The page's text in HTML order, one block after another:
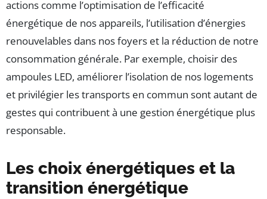
actions comme l’optimisation de l’efficacité
énergétique de nos appareils, l’utilisation d’énergies
renouvelables dans nos foyers et la réduction de notre
consommation générale. Par exemple, choisir des
ampoules LED, améliorer l’isolation de nos logements
et privilégier les transports en commun sont autant de
gestes qui contribuent à une gestion énergétique plus
responsable.
Les choix énergétiques et la
transition énergétique